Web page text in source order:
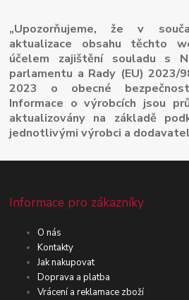
„Upozorňujeme, že v
aktualizace obsahu těchto
účelem zajištění souladu s
parlamentu a Rady (EU) 2023/
2023 o obecné
Informace o výrobcích jsou
aktualizovány na základě
jednotlivými výrobci a
Informace pro zákazníky
O nás
Kontakty
Jak nakupovat
Doprava a platba
Vrácení a reklamace zboží